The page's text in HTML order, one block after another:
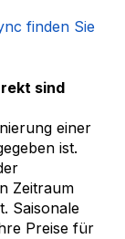
finden Sie
sind
einer
ist.
Zeitraum
Saisonale
Preise für